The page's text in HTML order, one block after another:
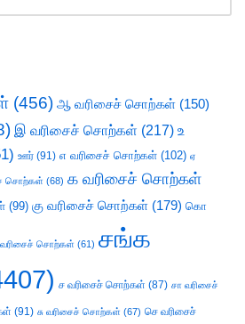
(456) ஆ வரிசைச் சொற்கள் (150)
இ வரிசைச் சொற்கள் (217) உ
ஊர் (91) எ வரிசைச் சொற்கள் (102) ஏ
சொற்கள் (68) க வரிசைச் சொற்கள்
(99) கு வரிசைச் சொற்கள் (179) கொ
சொற்கள் (61) சங்க
ச வரிசைச் சொற்கள் (87) சா வரிசைச்
(91) சு வரிசைச் சொற்கள் (67) செ வரிசைச்